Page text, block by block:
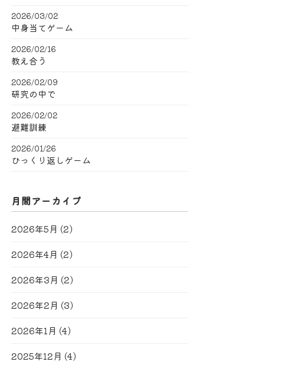
2026/03/02
中身当てゲーム
2026/02/16
教え合う
2026/02/09
研究の中で
2026/02/02
避難訓練
2026/01/26
ひっくり返しゲーム
月間アーカイブ
2026年5月 (2)
2026年4月 (2)
2026年3月 (2)
2026年2月 (3)
2026年1月 (4)
2025年12月 (4)